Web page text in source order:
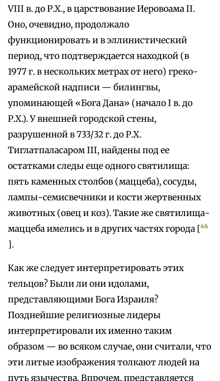
VIII в. до Р.Х., в царствование Иеровоама II.
Оно, очевидно, продолжало
функционировать и в эллинистический
период, что подтверждается находкой (в
1977 г. в нескольких метрах от него) греко-
арамейской надписи — билингвы,
упоминающей «Бога Дана» (начало I в. до
Р.Х.). У внешней городской стены,
разрушенной в 733/32 г. до Р.Х.
Тиглатпаласаром III, найдены под ее
остатками следы еще одного святилища:
пять каменных столбов (маццеба), сосуды,
лампы-семисвечники и кости жертвенных
животных (овец и коз). Такие же святилища-
маццеба имелись и в других частях города [46
].
Как же следует интерпретировать этих
тельцов? Были ли они идолами,
представляющими Бога Израиля?
Позднейшие религиозные лидеры
интерпретировали их именно таким
образом — во всяком случае, они считали, что
эти литые изображения толкают людей на
путь язычества. Впрочем, представляется